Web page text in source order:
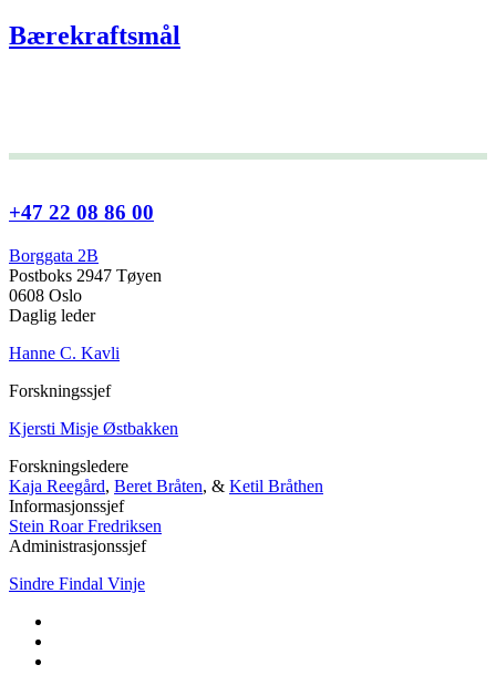
Bærekraftsmål
+47 22 08 86 00
Borggata 2B
Postboks 2947 Tøyen
0608 Oslo
Daglig leder
Hanne C. Kavli
Forskningssjef
Kjersti Misje Østbakken
Forskningsledere
Kaja Reegård, Beret Bråten, & Ketil Bråthen
Informasjonssjef
Stein Roar Fredriksen
Administrasjonssjef
Sindre Findal Vinje